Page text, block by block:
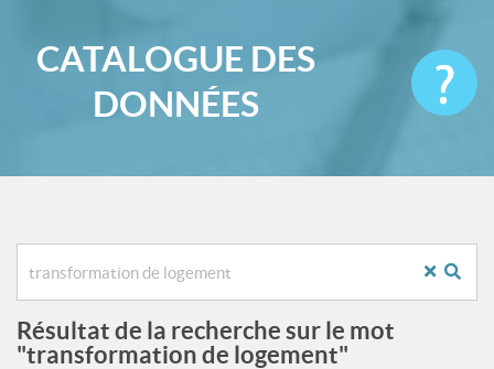
CATALOGUE DES
DONNÉES
Résultat de la recherche sur le mot
"transformation de logement"